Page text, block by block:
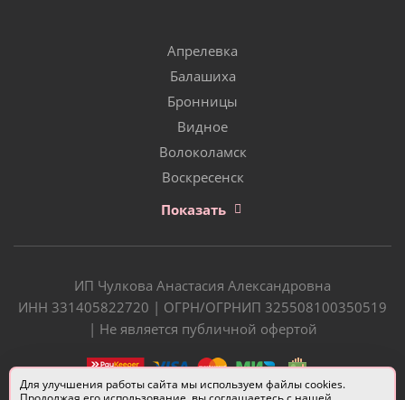
Апрелевка
Балашиха
Бронницы
Видное
Волоколамск
Воскресенск
Показать
ИП Чулкова Анастасия Александровна
ИНН 331405822720 | ОГРН/ОГРНИП 325508100350519
| Не является публичной офертой
Для улучшения работы сайта мы используем файлы cookies.